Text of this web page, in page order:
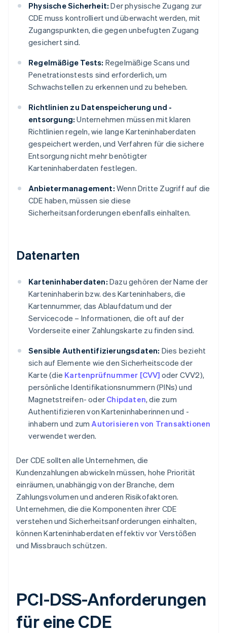
Physische Sicherheit: Der physische Zugang zur
CDE muss kontrolliert und überwacht werden, mit
Zugangspunkten, die gegen unbefugten Zugang
gesichert sind.
Regelmäßige Tests: Regelmäßige Scans und
Penetrationstests sind erforderlich, um
Schwachstellen zu erkennen und zu beheben.
Richtlinien zu Datenspeicherung und -
entsorgung: Unternehmen müssen mit klaren
Richtlinien regeln, wie lange Karteninhaberdaten
gespeichert werden, und Verfahren für die sichere
Entsorgung nicht mehr benötigter
Karteninhaberdaten festlegen.
Anbietermanagement: Wenn Dritte Zugriff auf die
CDE haben, müssen sie diese
Sicherheitsanforderungen ebenfalls einhalten.
Datenarten
Karteninhaberdaten: Dazu gehören der Name der
Karteninhaberin bzw. des Karteninhabers, die
Kartennummer, das Ablaufdatum und der
Servicecode – Informationen, die oft auf der
Vorderseite einer Zahlungskarte zu finden sind.
Sensible Authentifizierungsdaten: Dies bezieht
sich auf Elemente wie den Sicherheitscode der
Karte (die Kartenprüfnummer [CVV] oder CVV2),
persönliche Identifikationsnummern (PINs) und
Magnetstreifen- oder Chipdaten, die zum
Authentifizieren von Karteninhaberinnen und -
inhabern und zumAutorisieren von Transaktionen
verwendet werden.
Der CDE sollten alle Unternehmen, die
Kundenzahlungen abwickeln müssen, hohe Priorität
einräumen, unabhängig von der Branche, dem
Zahlungsvolumen und anderen Risikofaktoren.
Unternehmen, die die Komponenten ihrer CDE
verstehen und Sicherheitsanforderungen einhalten,
können Karteninhaberdaten effektiv vor Verstößen
und Missbrauch schützen.
PCI-DSS-Anforderungen
für eine CDE